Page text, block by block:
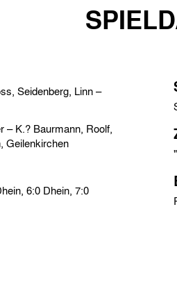
Seidenberg, Linn –
– K.? Baurmann, Roolf,
Geilenkirchen